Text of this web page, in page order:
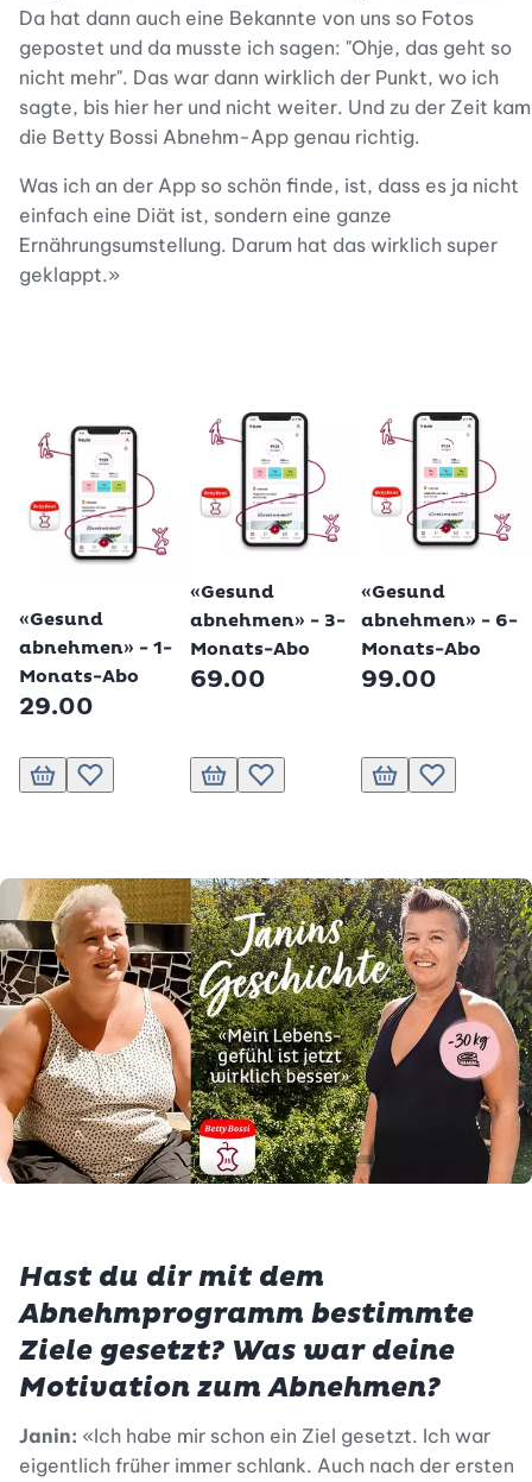
Da hat dann auch eine Bekannte von uns so Fotos
gepostet und da musste ich sagen: "Ohje, das geht so
nicht mehr". Das war dann wirklich der Punkt, wo ich
sagte, bis hier her und nicht weiter. Und zu der Zeit kam
die Betty Bossi Abnehm-App genau richtig.
Was ich an der App so schön finde, ist, dass es ja nicht
einfach eine Diät ist, sondern eine ganze
Ernährungsumstellung. Darum hat das wirklich super
geklappt.»
«Gesund
abnehmen» - 1-
Monats-Abo
29.00
In den Warenkorb
Zur Wunschliste hinzufügen
«Gesund
abnehmen» - 3-
Monats-Abo
69.00
In den Warenkorb
Zur Wunschliste hinzufügen
«Gesund
abnehmen» - 6-
Monats-Abo
99.00
In den Warenkorb
Zur
Hast du dir mit dem
Abnehmprogramm bestimmte
Ziele gesetzt? Was war deine
Motivation zum Abnehmen?
Janin: «Ich habe mir schon ein Ziel gesetzt. Ich war
eigentlich früher immer schlank. Auch nach der ersten